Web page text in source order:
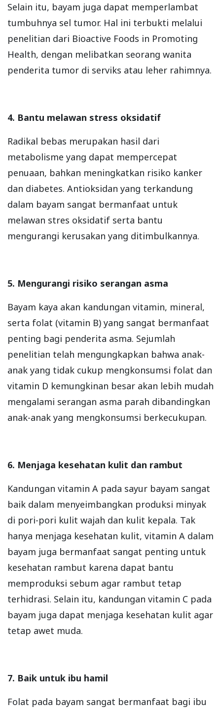
Selain itu, bayam juga dapat memperlambat
tumbuhnya sel tumor. Hal ini terbukti melalui
penelitian dari Bioactive Foods in Promoting
Health, dengan melibatkan seorang wanita
penderita tumor di serviks atau leher rahimnya.
4. Bantu melawan stress oksidatif
Radikal bebas merupakan hasil dari
metabolisme yang dapat mempercepat
penuaan, bahkan meningkatkan risiko kanker
dan diabetes. Antioksidan yang terkandung
dalam bayam sangat bermanfaat untuk
melawan stres oksidatif serta bantu
mengurangi kerusakan yang ditimbulkannya.
5. Mengurangi risiko serangan asma
Bayam kaya akan kandungan vitamin, mineral,
serta folat (vitamin B) yang sangat bermanfaat
penting bagi penderita asma. Sejumlah
penelitian telah mengungkapkan bahwa anak-
anak yang tidak cukup mengkonsumsi folat dan
vitamin D kemungkinan besar akan lebih mudah
mengalami serangan asma parah dibandingkan
anak-anak yang mengkonsumsi berkecukupan.
6. Menjaga kesehatan kulit dan rambut
Kandungan vitamin A pada sayur bayam sangat
baik dalam menyeimbangkan produksi minyak
di pori-pori kulit wajah dan kulit kepala. Tak
hanya menjaga kesehatan kulit, vitamin A dalam
bayam juga bermanfaat sangat penting untuk
kesehatan rambut karena dapat bantu
memproduksi sebum agar rambut tetap
terhidrasi. Selain itu, kandungan vitamin C pada
bayam juga dapat menjaga kesehatan kulit agar
tetap awet muda.
7. Baik untuk ibu hamil
Folat pada bayam sangat bermanfaat bagi ibu